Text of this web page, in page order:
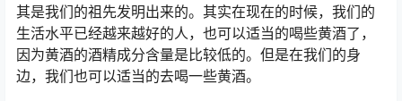
其是我们的祖先发明出来的。其实在现在的时候，我们的
生活水平已经越来越好的人，也可以适当的喝些黄酒了，
因为黄酒的酒精成分含量是比较低的。但是在我们的身
边，我们也可以适当的去喝一些黄酒。